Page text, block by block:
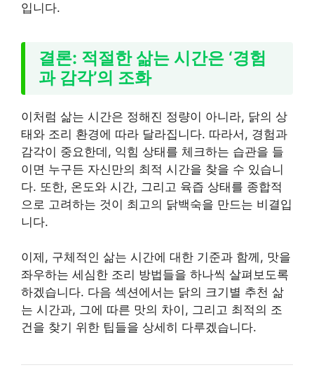
입니다.
결론: 적절한 삶는 시간은 ‘경험
과 감각’의 조화
이처럼 삶는 시간은 정해진 정량이 아니라, 닭의 상
태와 조리 환경에 따라 달라집니다. 따라서, 경험과
감각이 중요한데, 익힘 상태를 체크하는 습관을 들
이면 누구든 자신만의 최적 시간을 찾을 수 있습니
다. 또한, 온도와 시간, 그리고 육즙 상태를 종합적
으로 고려하는 것이 최고의 닭백숙을 만드는 비결입
니다.
이제, 구체적인 삶는 시간에 대한 기준과 함께, 맛을
좌우하는 세심한 조리 방법들을 하나씩 살펴보도록
하겠습니다. 다음 섹션에서는 닭의 크기별 추천 삶
는 시간과, 그에 따른 맛의 차이, 그리고 최적의 조
건을 찾기 위한 팁들을 상세히 다루겠습니다.